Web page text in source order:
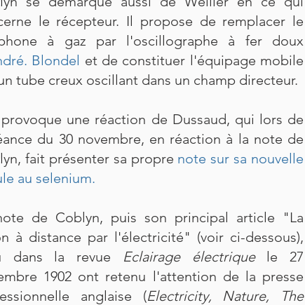
le récepteur. Il propose de remplacer le
à gaz par l'oscillographe à fer doux
Blondel et de constituer l'équipage mobile
tube creux oscillant dans un champ directeur.
une réaction de Dussaud, qui lors de
du 30 novembre, en réaction à la note de
fait présenter sa propre note sur sa nouvelle
au selenium.
de Coblyn, puis son principal article "La
à distance par l'électricité" (voir ci-dessous),
dans la revue Eclairage électriquele 27
1902 ont retenu l'attention de la presse
anglaise (Electricity, Nature, The